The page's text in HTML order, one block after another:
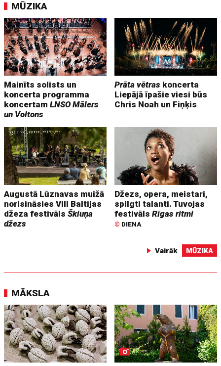
MŪZIKA
Mainīts solists un
koncerta programma
koncertamLNSO Mālers
un Voltons
Prāta vētras koncerta
Liepājā īpašie viesi būs
Chris Noah un Fiņķis
Augustā Lūznavas muižā
norisināsies VIII Baltijas
džeza festivālsŠkiuņa
džezs
Džezs, opera, meistari,
spilgti talanti. Tuvojas
festivālsRīgas ritmi
© DIENA
Vairāk MŪZIKA
MĀKSLA